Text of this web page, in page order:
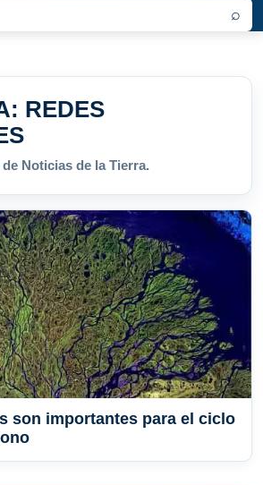
⌕
REDES
Noticias de la Tierra.
son importantes para el ciclo